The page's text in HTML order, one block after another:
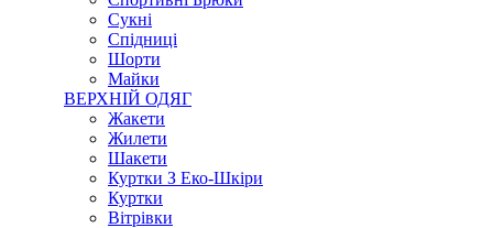
Сукні
Спідниці
Шорти
Майки
ВЕРХНІЙ ОДЯГ
Жакети
Жилети
Шакети
Куртки З Еко-Шкіри
Куртки
Вітрівки